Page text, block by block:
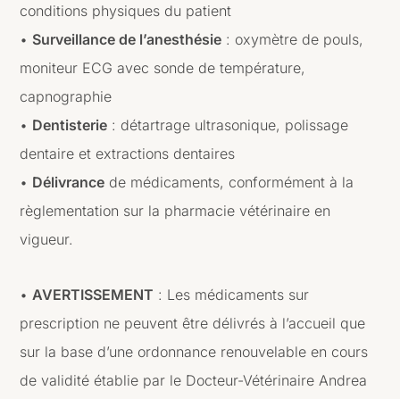
conditions physiques du patient
• Surveillance de l’anesthésie : oxymètre de pouls,
moniteur ECG avec sonde de température,
capnographie
• Dentisterie : détartrage ultrasonique, polissage
dentaire et extractions dentaires
• Délivrance de médicaments, conformément à la
règlementation sur la pharmacie vétérinaire en
vigueur.
• AVERTISSEMENT : Les médicaments sur
prescription ne peuvent être délivrés à l’accueil que
sur la base d’une ordonnance renouvelable en cours
de validité établie par le Docteur-Vétérinaire Andrea